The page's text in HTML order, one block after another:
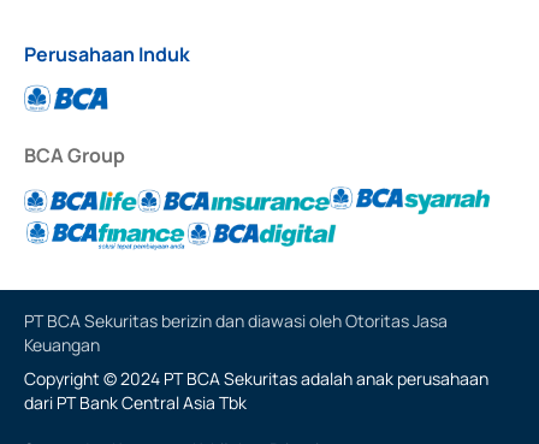
Perusahaan Induk
BCA Group
PT BCA Sekuritas berizin dan diawasi oleh Otoritas Jasa
Keuangan
Copyright © 2024 PT BCA Sekuritas adalah anak perusahaan
dari PT Bank Central Asia Tbk